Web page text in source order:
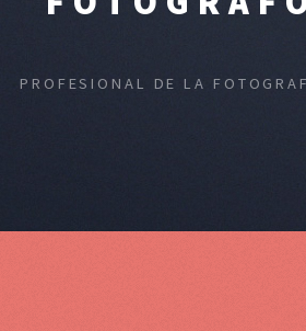
PROFESIONAL DE LA